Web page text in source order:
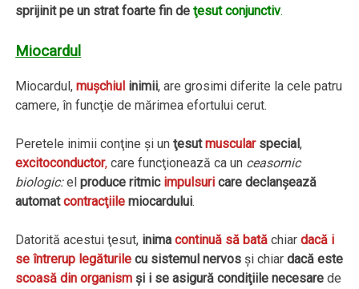
sprijinit pe un strat foarte fin deţesut conjunctiv.
Miocardul
Miocardul,muşchiul inimii, are grosimi diferite la cele patru
camere, în funcţie de mărimea efortului cerut.
Peretele inimii conţine şi unţesutmuscularspecial,
excitoconductor, care funcţionează ca un ceasornic
biologic:elproduce ritmic impulsuri care declanşează
automatcontracţiile miocardului.
Datorită acestui ţesut, inimacontinuă să bată chiardacă i
se întrerup legăturile cu sistemul nervos şi chiardacă este
scoasă din organism şi i se asigură condiţiile necesare de